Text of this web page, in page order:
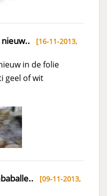
[16-11-2013,
in de folie
geel of wit
[09-11-2013,